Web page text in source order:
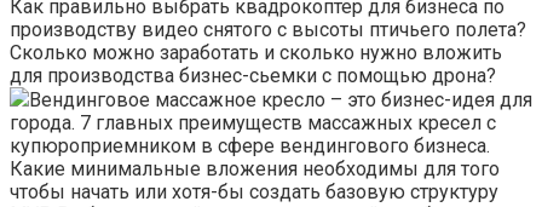
Как правильно выбрать квадрокоптер для бизнеса по
производству видео снятого с высоты птичьего полета?
Сколько можно заработать и сколько нужно вложить
для производства бизнес-сьемки с помощью дрона?
Вендинговое массажное кресло – это бизнес-идея для
города. 7 главных преимуществ массажных кресел с
купюроприемником в сфере вендингового бизнеса.
Какие минимальные вложения необходимы для того
чтобы начать или хотя-бы создать базовую структуру